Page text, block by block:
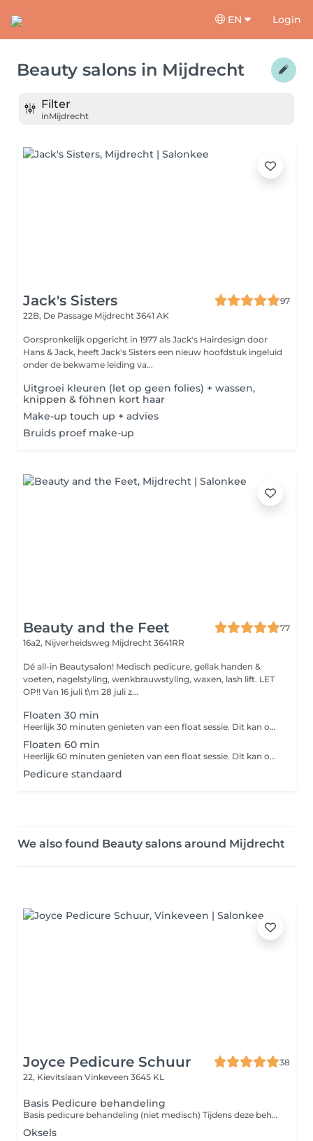
EN Login
Beauty salons in Mijdrecht
Filter
inMijdrecht
Jack's Sisters
97
22B, De Passage Mijdrecht 3641 AK
Oorspronkelijk opgericht in 1977 als Jack's Hairdesign door
Hans & Jack, heeft Jack's Sisters een nieuw hoofdstuk ingeluid
onder de bekwame leiding va...
Uitgroei kleuren (let op geen folies) + wassen,
knippen & föhnen kort haar
Make-up touch up + advies
Bruids proef make-up
Beauty and the Feet
77
16a2, Nijverheidsweg Mijdrecht 3641RR
Dé all-in Beautysalon! Medisch pedicure, gellak handen &
voeten, nagelstyling, wenkbrauwstyling, waxen, lash lift. LET
OP!! Van 16 juli t\m 28 juli z...
Floaten 30 min
Heerlijk 30 minuten genieten van een float sessie. Dit kan op verschillende manieren, namelijk: geluidsarm en lichtarm. Maar ook met lichttherapie of met geluidstherapie. Laat u verrassen door uw zenuwstelsel te ontprikkelen.
Floaten 60 min
Heerlijk 60 minuten genieten van een float sessie. Dit kan op verschillende manieren, namelijk: geluidsarm en lichtarm. Maar ook met lichttherapie of met geluidstherapie. Ontspanning door gewichtloos drijven in warm water en een prikkelarme omgeving voor mentale rust.
Pedicure standaard
We also found Beauty salons around Mijdrecht
Joyce Pedicure Schuur
38
22, Kievitslaan Vinkeveen 3645 KL
Basis Pedicure behandeling
Basis pedicure behandeling (niet medisch) Tijdens deze behandeling worden je nagels professioneel geknipt, verzorgd en nagelomgeving schoongemaakt, eventuele eelt en likdoorn (maximaal 1) verwijderd. De behandeling wordt afgesloten met een korte voetmassage met een verzorgende crème, zodat je voeten er weer fris, gezond en verzorgd uitzien. Perfect als regelmatig onderhoud of als verwen moment voor jezelf!
Oksels